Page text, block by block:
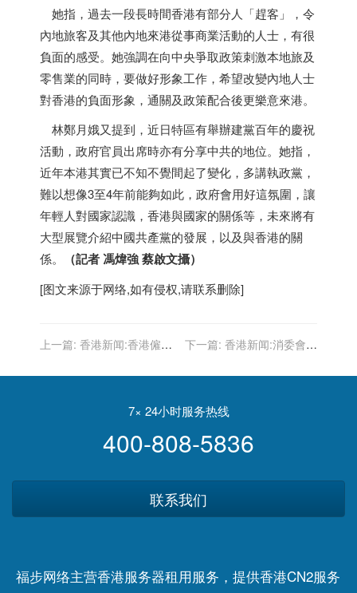
她指，過去一段長時間香港有部分人「趕客」，令
內地旅客及其他內地來港從事商業活動的人士，有很
負面的感受。她強調在向中央爭取政策刺激本地旅及
零售業的同時，要做好形象工作，希望改變內地人士
對香港的負面形象，通關及政策配合後更樂意來港。
林鄭月娥又提到，近日特區有舉辦建黨百年的慶祝
活動，政府官員出席時亦有分享中共的地位。她指，
近年本港其實已不知不覺間起了變化，多講執政黨，
難以想像3至4年前能夠如此，政府會用好這氛圍，讓
年輕人對國家認識， 香港與國家的關係等，未來將有
大型展覽介紹中國共產黨的發展，以及與香港的關
係。
（記者 馮煒強 蔡啟文攝）
[图文来源于网络,如有侵权,请联系删除]
上一篇: 香港新闻:香港僱傭
最快下月中到港
下一篇: 香港新闻:消委會上
籲消費者不要為了著數而開
7× 24小时服务热线
400-808-5836
联系我们
福步网络主营香港服务器租用服务，提供香港CN2服务